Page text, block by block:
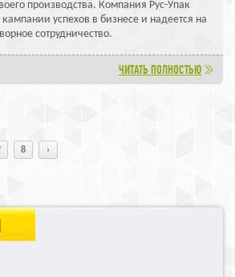
производства. Компания Рус-Упак
успехов в бизнесе и надеется на
сотрудничество.
ЧИТАТЬ ПОЛНОСТЬЮ
8 ›